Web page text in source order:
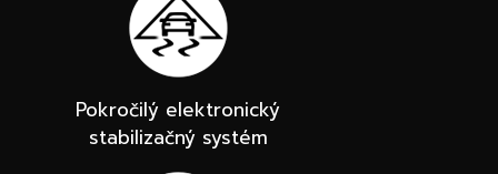
Pokročilý elektronický
stabilizačný systém